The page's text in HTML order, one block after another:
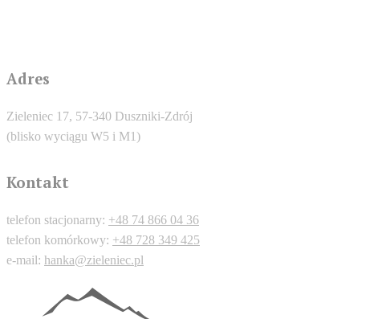
Adres
Zieleniec 17, 57-340 Duszniki-Zdrój
(blisko wyciągu W5 i M1)
Kontakt
telefon stacjonarny: +48 74 866 04 36
telefon komórkowy: +48 728 349 425
e-mail: hanka@zieleniec.pl